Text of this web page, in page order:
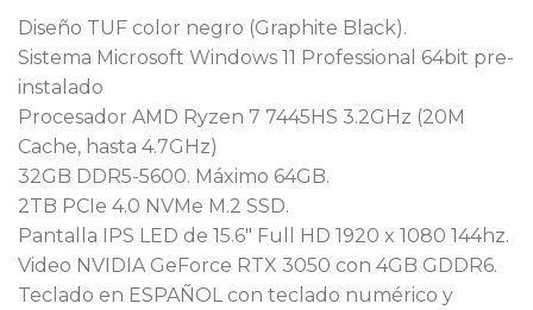
Diseño TUF color negro (Graphite Black).
Sistema Microsoft Windows 11 Professional 64bit pre-
instalado
Procesador AMD Ryzen 7 7445HS 3.2GHz (20M
Cache, hasta 4.7GHz)
32GB DDR5-5600. Máximo 64GB.
2TB PCIe 4.0 NVMe M.2 SSD.
Pantalla IPS LED de 15.6″ Full HD 1920 x 1080 144hz.
Video NVIDIA GeForce RTX 3050 con 4GB GDDR6.
Teclado en ESPAÑOL con teclado numérico y